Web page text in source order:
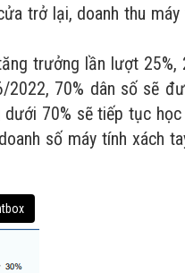
trở lại, doanh thu máy
trưởng lần lượt 25%,
70% dân số sẽ
70% sẽ tiếp tục
số máy tính xách